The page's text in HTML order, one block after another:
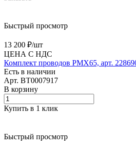
Быстрый просмотр
13 200 ₽/шт
ЦЕНА С НДС
Комплект проводов PMX65, арт.
Есть в наличии
Арт. BT0007917
В корзину
Купить в 1 клик
Быстрый просмотр